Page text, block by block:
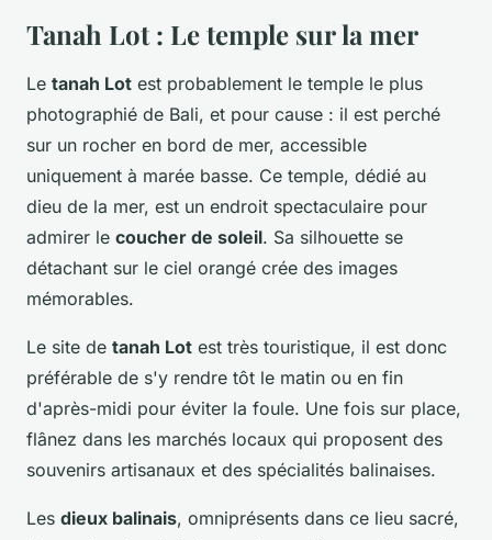
Tanah Lot : Le temple sur la mer
Le tanah Lot est probablement le temple le plus
photographié de Bali, et pour cause : il est perché
sur un rocher en bord de mer, accessible
uniquement à marée basse. Ce temple, dédié au
dieu de la mer, est un endroit spectaculaire pour
admirer le coucher de soleil. Sa silhouette se
détachant sur le ciel orangé crée des images
mémorables.
Le site de tanah Lot est très touristique, il est donc
préférable de s'y rendre tôt le matin ou en fin
d'après-midi pour éviter la foule. Une fois sur place,
flânez dans les marchés locaux qui proposent des
souvenirs artisanaux et des spécialités balinaises.
Les dieux balinais, omniprésents dans ce lieu sacré,